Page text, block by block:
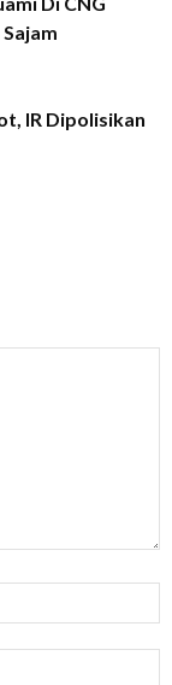
IR Dipolisikan